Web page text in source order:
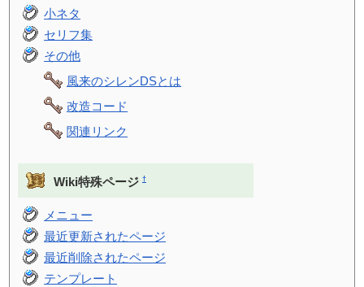
小ネタ
セリフ集
その他
風来のシレンDSとは
改造コード
関連リンク
Wiki特殊ページ †
メニュー
最近更新されたページ
最近削除されたページ
テンプレート